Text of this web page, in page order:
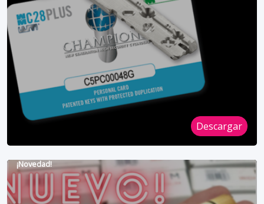
Descargar
¡Novedad!